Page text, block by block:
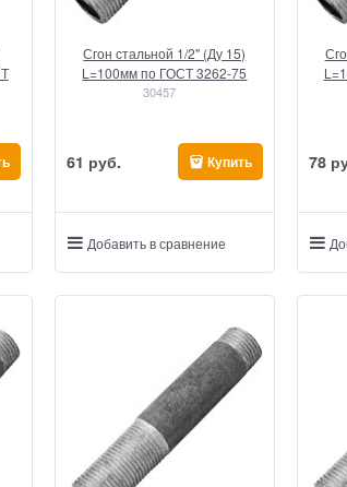
Сгон стальной 1/2" (Ду 15)
L=100мм по ГОСТ 3262-75
30457
61 руб. Купить
Добавить в сравнение
78